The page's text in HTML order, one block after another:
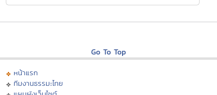
Go To Top
หน้าแรก
ทีมงานธรรมะไทย